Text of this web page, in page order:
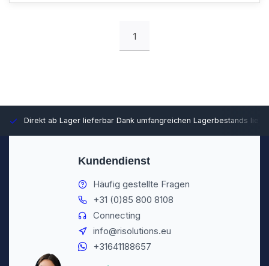
1
Direkt ab Lager lieferbar Dank umfangreichen Lagerbestands
Kundendienst
Häufig gestellte Fragen
+31 (0)85 800 8108
Connecting
info@risolutions.eu
+31641188657